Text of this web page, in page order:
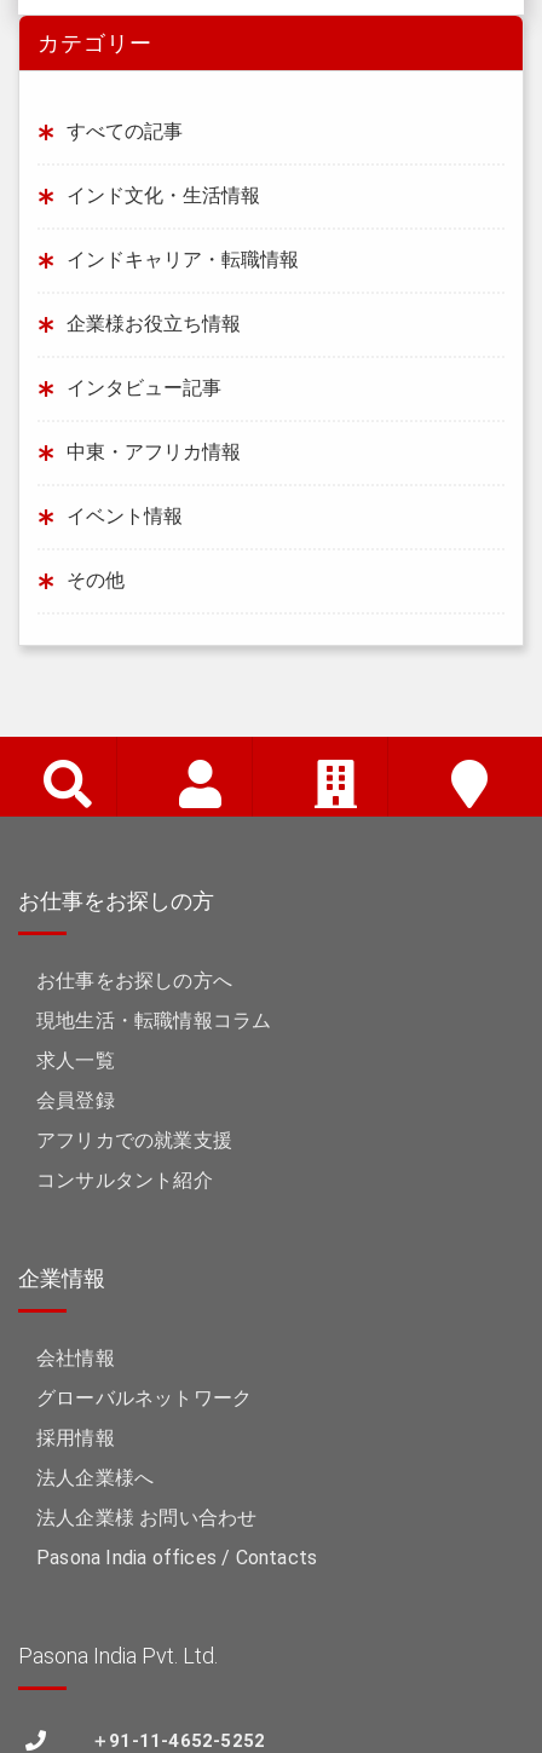
カテゴリー
すべての記事
インド文化・生活情報
インドキャリア・転職情報
企業様お役立ち情報
インタビュー記事
中東・アフリカ情報
イベント情報
その他
お仕事をお探しの方
お仕事をお探しの方へ
現地生活・転職情報コラム
求人一覧
会員登録
アフリカでの就業支援
コンサルタント紹介
企業情報
会社情報
グローバルネットワーク
採用情報
法人企業様へ
法人企業様 お問い合わせ
Pasona India offices / Contacts
Pasona India Pvt. Ltd.
＋91-11-4652-5252